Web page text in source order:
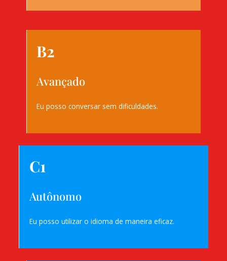
B2
Avançado
Eu posso conversar sem dificuldades.
C1
Autônomo
Eu posso utilizar o idioma de maneira eficaz.